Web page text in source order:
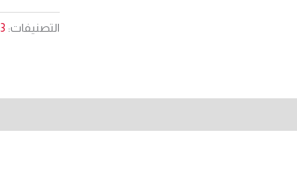
التصنيفات: 3 قطع بـ 10 دنانير